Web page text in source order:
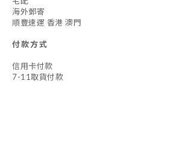
海外郵寄
順豐速運 香港 澳門
付款方式
信用卡付款
7-11取貨付款